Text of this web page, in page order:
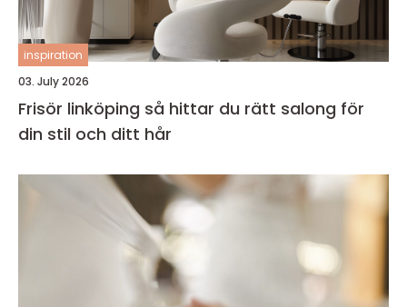
inspiration
03. July 2026
Frisör linköping så hittar du rätt salong för
din stil och ditt hår